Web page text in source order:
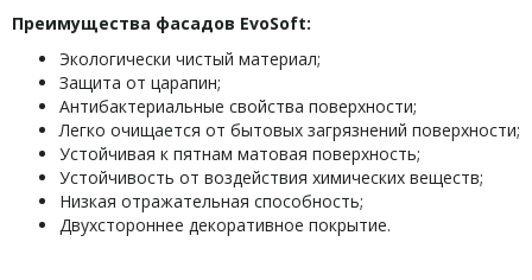
Преимущества фасадов EvoSoft:
Экологически чистый материал;
Защита от царапин;
Антибактериальные свойства поверхности;
Легко очищается от бытовых загрязнений поверхности;
Устойчивая к пятнам матовая поверхность;
Устойчивость от воздействия химических веществ;
Низкая отражательная способность;
Двухстороннее декоративное покрытие.